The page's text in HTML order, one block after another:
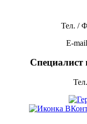
Тел. /
E-